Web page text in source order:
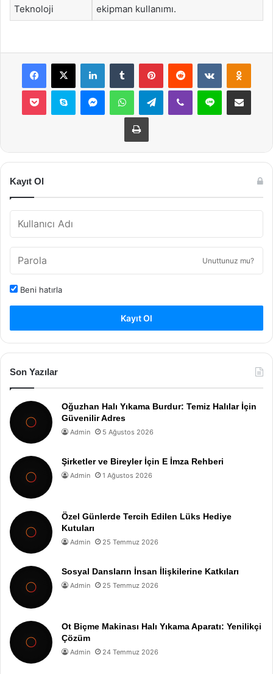
Teknoloji
ekipman kullanımı.
Facebook
X LinkedInTumblr PinterestReddit VKontakte
Pocket Skype MessengerWhatsAppTelegramViber Line E-Posta ile
Yazdır
Kayıt Ol
Unuttunuz mu?
Beni hatırla
Kayıt Ol
Son Yazılar
Oğuzhan Halı Yıkama Burdur: Temiz Halılar İçin
Güvenilir Adres
Admin 5 Ağustos 2026
Şirketler ve Bireyler İçin E İmza Rehberi
Admin 1 Ağustos 2026
Özel Günlerde Tercih Edilen Lüks Hediye
Kutuları
Admin 25 Temmuz 2026
Sosyal Dansların İnsan İlişkilerine Katkıları
Admin 25 Temmuz 2026
Ot Biçme Makinası Halı Yıkama Aparatı: Yenilikçi
Çözüm
Admin 24 Temmuz 2026